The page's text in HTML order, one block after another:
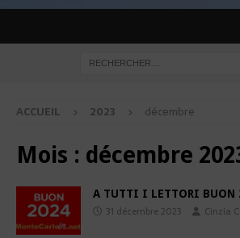
ACCUEIL 2023 décembre
Mois : décembre
A TUTTI I LETTORI BUON
31 décembre 2023 Cinzia